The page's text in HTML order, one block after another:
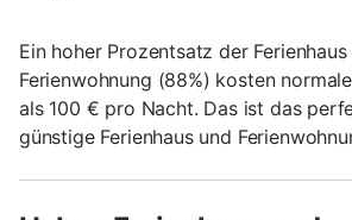
Ein hoher Prozentsatz der Ferienhaus
Ferienwohnung (88%) kosten
als 100 € pro Nacht. Das ist das
günstige Ferienhaus und